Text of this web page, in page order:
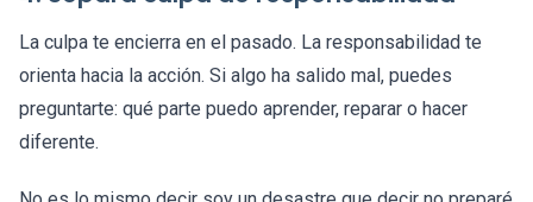
La culpa te encierra en el pasado. La responsabilidad te
orienta hacia la acción. Si algo ha salido mal, puedes
preguntarte: qué parte puedo aprender, reparar o hacer
diferente.